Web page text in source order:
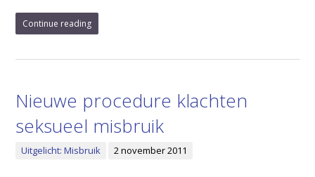
Continue reading
Nieuwe procedure klachten
seksueel misbruik
Uitgelicht: Misbruik 2 november 2011